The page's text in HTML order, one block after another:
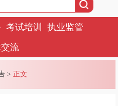
考试培训
执业监管
流
> 正文